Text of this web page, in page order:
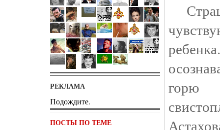
РЕКЛАМА
Подождите.
ПОСТЫ ПО ТЕМЕ
горю